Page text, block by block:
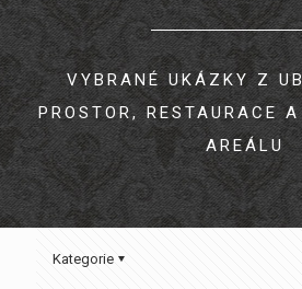
VYBRANÉ UKÁZKY Z
PROSTOR, RESTAURACE
AREÁLU
Kategorie